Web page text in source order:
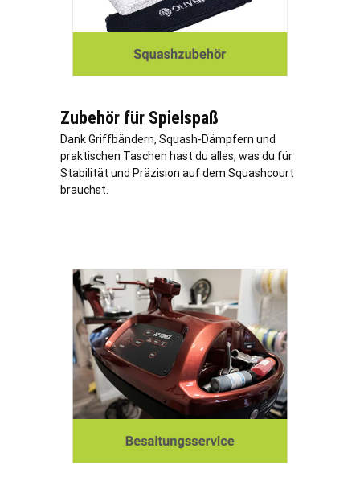
Zubehör für Spielspaß
Dank Griffbändern, Squash-Dämpfern und
praktischen Taschen hast du alles, was du für
Stabilität und Präzision auf dem Squashcourt
brauchst.